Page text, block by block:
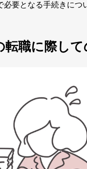
必要となる手続きにつ
転職に際して